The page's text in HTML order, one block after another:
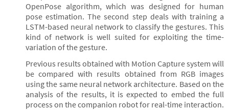
OpenPose algorithm, which was designed for human
pose estimation. The second step deals with training a
LSTM-based neural network to classify the gestures. This
kind of network is well suited for exploiting the time-
variation of the gesture.
Previous results obtained with Motion Capture system will
be compared with results obtained from RGB images
using the same neural network architecture. Based on the
analysis of the results, it is expected to embed the full
process on the companion robot for real-time interaction.